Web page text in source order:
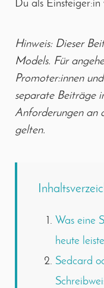
Du als Einsteiger:in
Hinweis: Dieser
Models. Für
Promoter:innen
separate Beiträge
Anforderungen an
gelten.
Was eine
heute
Sedcard